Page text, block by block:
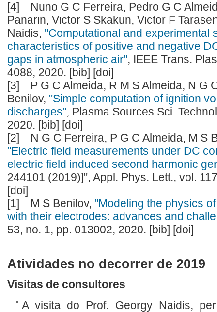
[4]
Nuno G C Ferreira, Pedro G C
Panarin, Victor S Skakun, Victor F
Naidis, "Computational and experimental
characteristics of positive and negative
gaps in atmospheric air", IEEE Trans.
4088, 2020. [bib] [doi]
[3]
P G C Almeida, R M S Almeida, N G
Benilov, "Simple computation of ignition
discharges", Plasma Sources Sci.
2020. [bib] [doi]
[2]
N G C Ferreira, P G C Almeida, M S
"Electric field measurements under DC
electric field induced second harmonic
244101 (2019)]", Appl. Phys. Lett., vol.
[doi]
[1]
M S Benilov, "Modeling the physics
with their electrodes: advances and
53, no. 1, pp. 013002, 2020. [bib] [doi]
Atividades no decorrer de 2019
Visitas de consultores
A visita do Prof. Georgy Naidis,